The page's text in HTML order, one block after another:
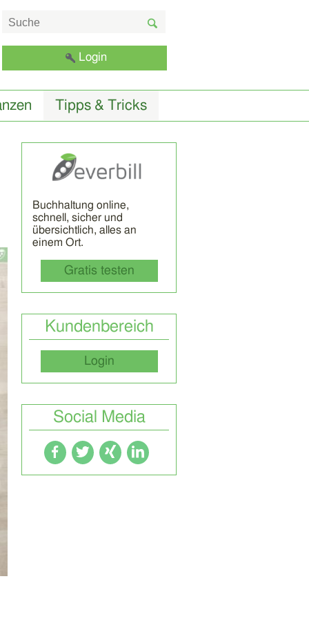
Login
Tipps & Tricks
Buchhaltung online,
schnell, sicher und
übersichtlich, alles an
einem Ort.
Gratis testen
Kundenbereich
Login
Social Media